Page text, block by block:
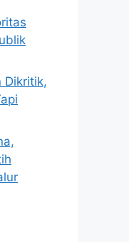
Dikritik,